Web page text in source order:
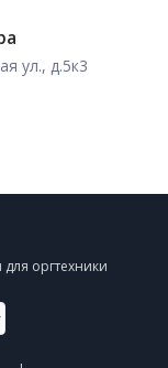
ул., д.5к3
оргтехники